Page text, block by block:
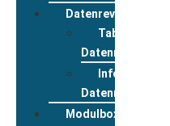
Datenreview
Tabelle
Datenreview
Informationen
Datenreview
Modulbox